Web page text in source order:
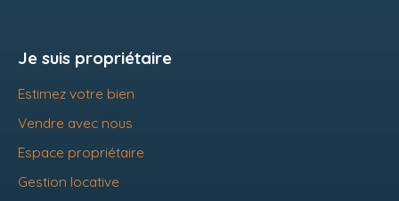
Je suis propriétaire
Estimez votre bien
Vendre avec nous
Espace propriétaire
Gestion locative